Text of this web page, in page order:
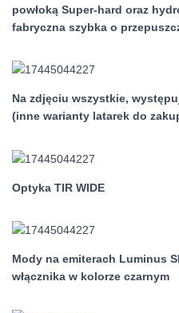
powłoką Super-hard oraz
fabryczna szybka o
Na zdjęciu wszystkie,
(inne warianty latarek do
Optyka TIR WIDE
Mody na emiterach Luminus
włącznika w kolorze czarnym